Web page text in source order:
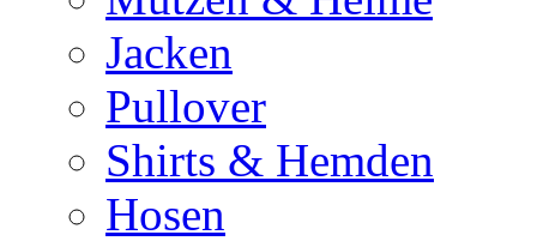
Jacken
Pullover
Shirts & Hemden
Hosen